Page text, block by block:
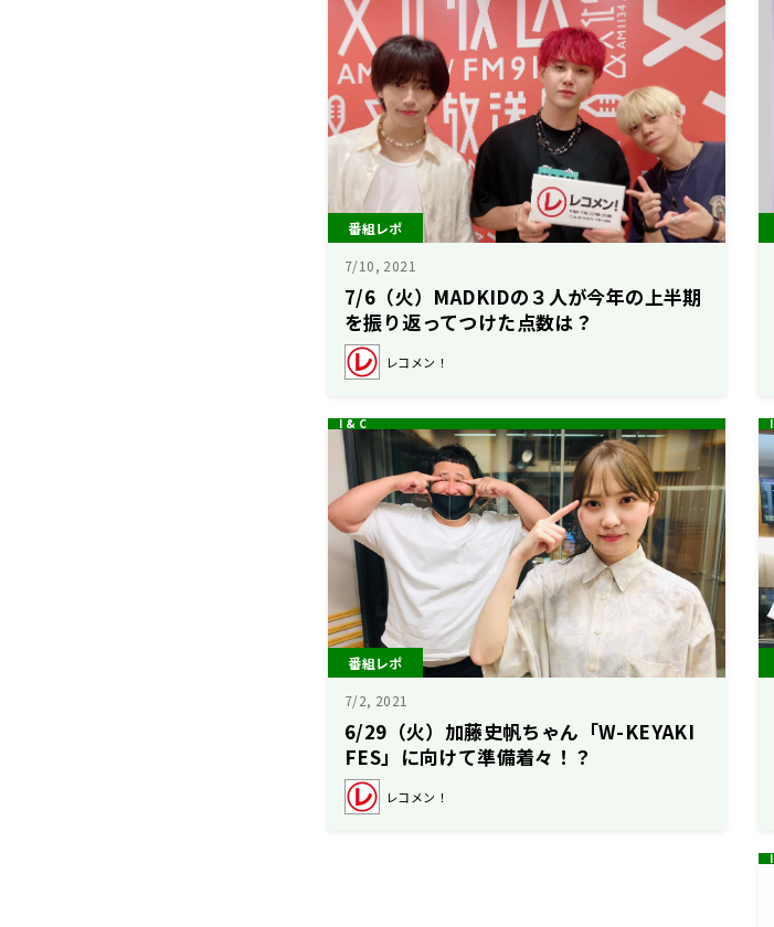
番組レポ
7/10, 2021
7/6（火）MADKIDの３人が今年の上半期
を振り返ってつけた点数は？
レコメン！
番組レポ
7/2, 2021
6/29（火）加藤史帆ちゃん「W-KEYAKI
FES」に向けて準備着々！？
レコメン！